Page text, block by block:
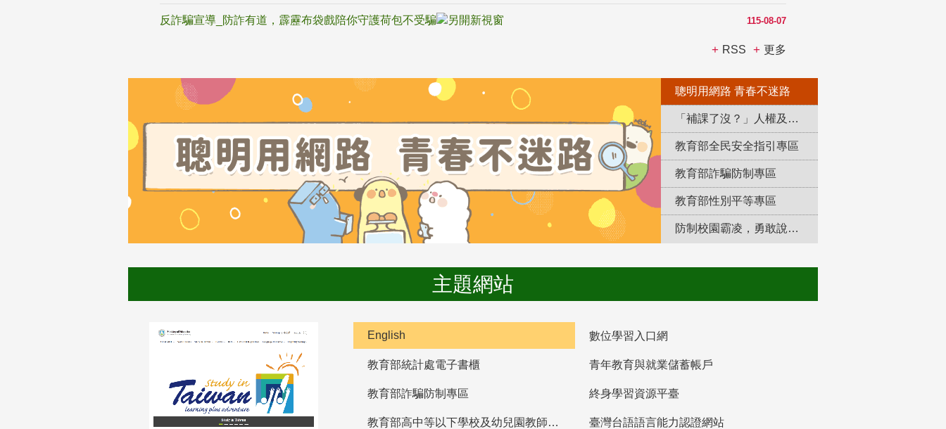
115-08-07
反詐騙宣導_防詐有道，霹靂布袋戲陪你守護荷包不受騙
RSS 更多
聰明用網路 青春不迷路
「補課了沒？」人權及轉型正義教育專區
教育部全民安全指引專區
教育部詐騙防制專區
教育部性別平等專區
防制校園霸凌，勇敢說出來！
主題網站
English 數位學習入口網
教育部統計處電子書櫃 青年教育與就業儲蓄帳戶
教育部詐騙防制專區 終身學習資源平臺
教育部高中等以下學校及幼兒園教師資格檢定考試 臺灣台語語言能力認證網站